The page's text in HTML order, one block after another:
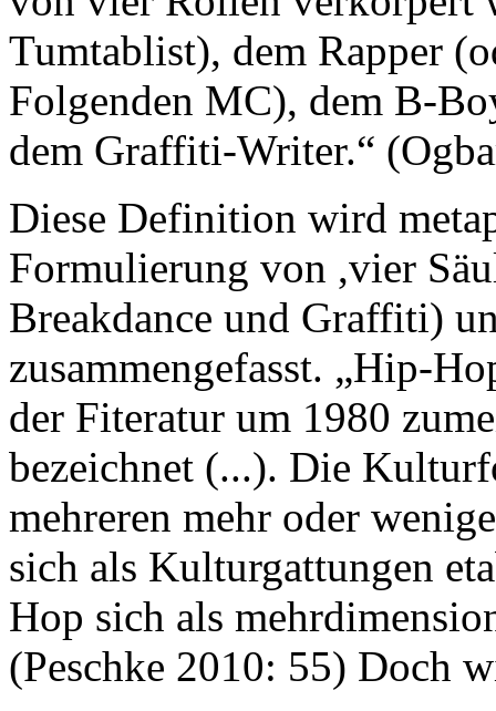
Tumtablist), dem Rapper
Folgenden MC), dem B-
dem Graffiti-Writer.“
Diese Definition wird
Formulierung von ,vier
Breakdance und Graffiti)
zusammengefasst. „Hip-
der Fiteratur um 1980
bezeichnet (...). Die
mehreren mehr oder
sich als Kulturgattungen
Hop sich als
(Peschke 2010: 55) Doch